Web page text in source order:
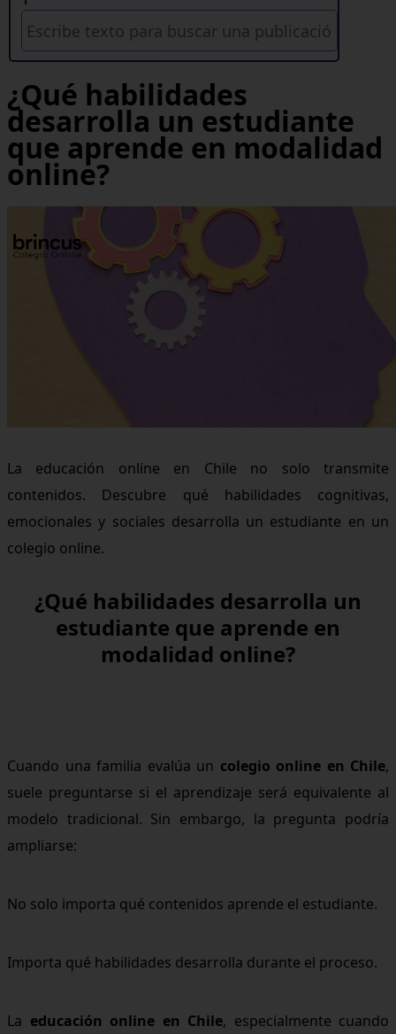
¿Qué habilidades
desarrolla un estudiante
que aprende en modalidad
online?
La educación online en Chile no solo transmite
contenidos. Descubre qué habilidades cognitivas,
emocionales y sociales desarrolla un estudiante en un
colegio online.
¿Qué habilidades desarrolla un
estudiante que aprende en
modalidad online?
Cuando una familia evalúa un colegio online en Chile,
suele preguntarse si el aprendizaje será equivalente al
modelo tradicional. Sin embargo, la pregunta podría
ampliarse:
No solo importa qué contenidos aprende el estudiante.
Importa qué habilidades desarrolla durante el proceso.
La educación online en Chile, especialmente cuando